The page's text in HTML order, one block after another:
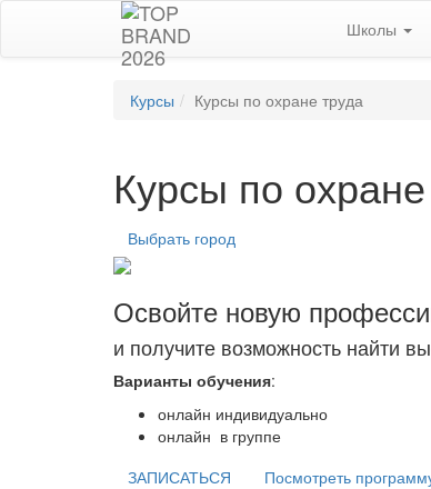
Школы
Курсы Курсы по охране труда
Курсы по
Выбрать город
Освойте новую
и получите возможность найти
Варианты обучения:
онлайн индивидуально
онлайн в группе
ЗАПИСАТЬСЯ
Посмотреть